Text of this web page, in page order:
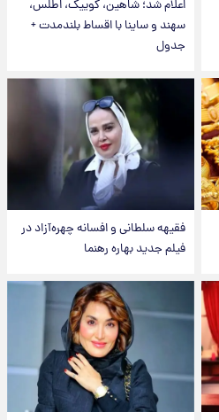
اعلام شد؛ شاهین، کوییک، اطلس،
سهند و ساینا با اقساط بلندمدت +
جدول
فقیهه سلطانی و افسانه چهره‌آزاد در
فیلم جدید بهاره رهنما